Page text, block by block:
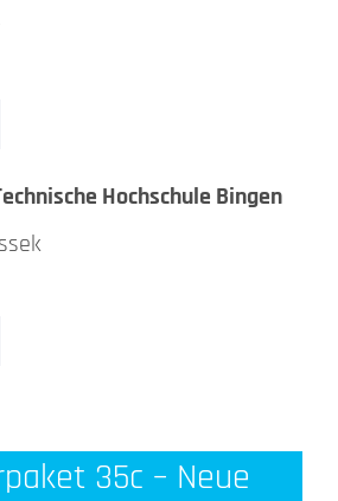
Hochschule Bingen
35c – Neue